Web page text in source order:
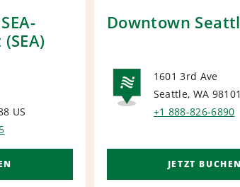
US
Downtown
1601 3rd Ave
Seattle, WA 98101
+1 888-826-6890
JETZT BUCHEN